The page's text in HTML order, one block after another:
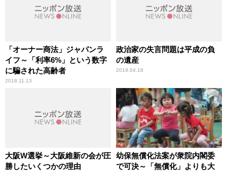
「オーナー商法」ジャパンラ
イフ～「利率6%」という数字
に騙された高齢者
2018.11.13
政治家の失言問題は平成の負
の遺産
2019.04.18
大阪W選挙～大阪維新の会が圧
勝したいくつかの理由
幼保無償化法案が衆院内閣委
で可決～「無償化」よりも大